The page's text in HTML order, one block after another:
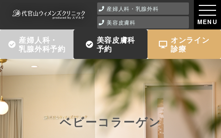
産婦人科・乳腺外科
美容皮膚科
MENU
産婦人科・
乳腺外科予約
美容皮膚科
予約
オンライン
診療
ベビーコラーゲン